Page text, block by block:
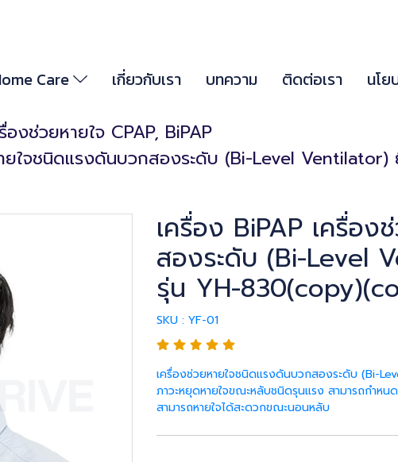
Care เกี่ยวกับเรา บทความ ติดต่อเรา นโย
องช่วยหายใจ CPAP, BiPAP
ายใจชนิดแรงดันบวกสองระดับ (Bi-Level
เครื่อง BiPAP เครื่อ
สองระดับ (Bi-Level
รุ่น YH-
SKU : YF-01
เครื่องช่วยหายใจชนิดแรงดันบวกสองระดับ (Bi-
ภาวะหยุดหายใจขณะหลับชนิดรุนแรง สามารถกำหน
สามารถหายใจได้สะดวกขณะนอนหลับ